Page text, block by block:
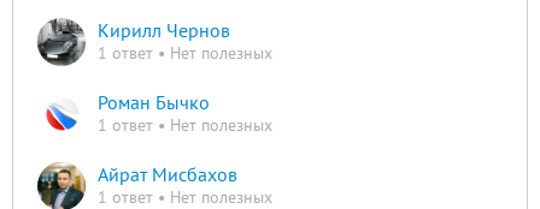
Кирилл Чернов
1 ответ • Нет полезных
Роман Бычко
1 ответ • Нет полезных
Айрат Мисбахов
1 ответ • Нет полезных